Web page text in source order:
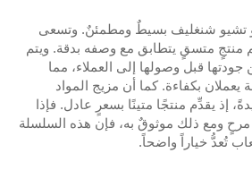
تشيو شنغليف بسيطٌ ومطمئنٌ. وتسعى
منتجٍ متسقٍ يتطابق مع وصفه بدقة. ويتم
قبل وصولها إلى العملاء، مما
بكفاءة. كما أن مزيج المواد
إذ يقدِّم منتجًا متينًا بسعرٍ عادل. فإذا
ومع ذلك موثوقٌ به، فإن هذه السلسلة
تُعدُّ خياراً واضحاً.